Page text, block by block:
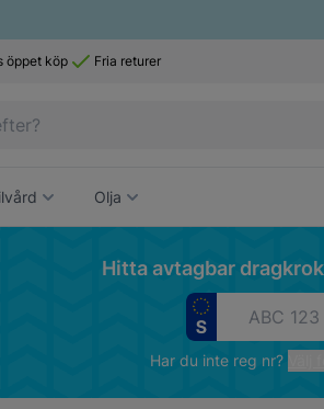
öppet köp Fria returer
Olja
Hitta avtagbar
Har du inte reg nr?